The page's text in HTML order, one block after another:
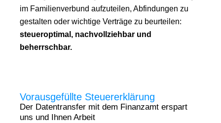
im Familienverbund aufzuteilen, Abfindungen zu
gestalten oder wichtige Verträge zu beurteilen:
steueroptimal, nachvollziehbar und
beherrschbar.
Vorausgefüllte Steuererklärung
Der Datentransfer mit dem Finanzamt erspart
uns und Ihnen Arbeit